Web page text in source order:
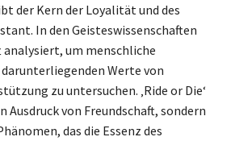
der Kern der Loyalität und des
In den Geisteswissenschaften
um menschliche
Werte von
zu untersuchen. ‚Ride or Die‘
von Freundschaft, sondern
das die Essenz des